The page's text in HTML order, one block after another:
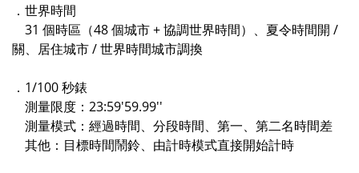
．世界時間
31 個時區（48 個城市 + 協調世界時間）、夏令時間開 /
關、居住城市 / 世界時間城市調換
．1/100 秒錶
測量限度：23:59'59.99''
測量模式：經過時間、分段時間、第一、第二名時間差
其他：目標時間鬧鈴、由計時模式直接開始計時